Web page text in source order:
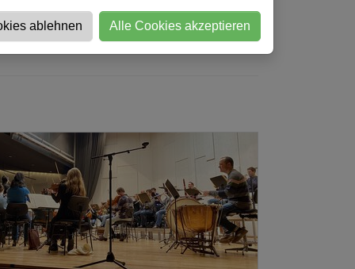
ablehnen Alle Cookies akzeptieren